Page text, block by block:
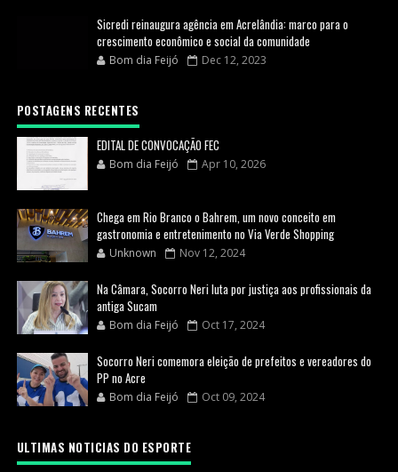
Sicredi reinaugura agência em Acrelândia: marco para o
crescimento econômico e social da comunidade
Bom dia Feijó Dec 12, 2023
POSTAGENS RECENTES
EDITAL DE CONVOCAÇÃO FEC
Bom dia Feijó Apr 10, 2026
Chega em Rio Branco o Bahrem, um novo conceito em
gastronomia e entretenimento no Via Verde Shopping
Unknown Nov 12, 2024
Na Câmara, Socorro Neri luta por justiça aos profissionais da
antiga Sucam
Bom dia Feijó Oct 17, 2024
Socorro Neri comemora eleição de prefeitos e vereadores do
PP no Acre
Bom dia Feijó Oct 09, 2024
ULTIMAS NOTICIAS DO ESPORTE